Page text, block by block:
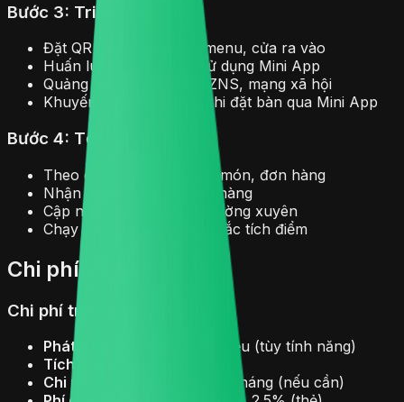
Bước 3: Triển khai
Đặt QR Code trên bàn, menu, cửa ra vào
Huấn luyện nhân viên sử dụng Mini App
Quảng bá qua Zalo OA, ZNS, mạng xã hội
Khuyến mãi: Giảm 10% khi đặt bàn qua Mini App
Bước 4: Tối ưu
Theo dõi: số đặt bàn, đặt món, đơn hàng
Nhận feedback từ khách hàng
Cập nhật menu, giá cả thường xuyên
Chạy ZNS khuyến mãi, nhắc tích điểm
Chi phí và ROI
Chi phí triển khai:
Phát triển Mini App:
3-10 triệu (tùy tính năng)
Tích hợp ZaloPay:
Chi phí duy trì:
500k-1 triệu/tháng (nếu cần)